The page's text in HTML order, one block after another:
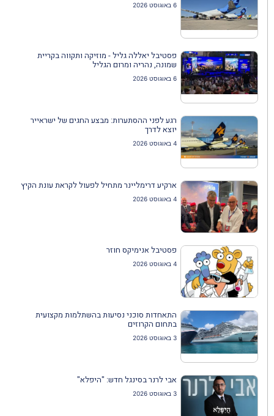
6 באוגוסט 2026
פסטיבל יאללה גליל - מוזיקה ותקווה בקריית
שמונה, נהריה ומרום הגליל
6 באוגוסט 2026
רגע לפני ההסתערות: מבצע החגים של ישראייר
יוצא לדרך
4 באוגוסט 2026
ארקיע דרימליינר מתחיל לפעול לקראת עונת הקיץ
4 באוגוסט 2026
פסטיבל אנימיקס חוזר
4 באוגוסט 2026
התאחדות סוכני נסיעות בהשתלמות מקצועית
בתחום הקרוזים
3 באוגוסט 2026
אבי לרנר בסינגל חדש: "היפלא"
3 באוגוסט 2026